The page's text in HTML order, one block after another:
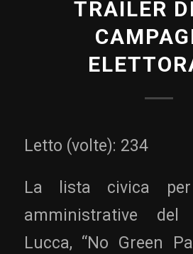
TRAILER
Letto (volte): 234
La lista civica
amministrative
Lucca, “No Green